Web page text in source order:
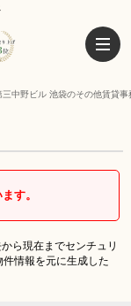
三中野ビル 池袋のその他賃貸事
す。
ら現在までセンチュリ
情報を元に生成した